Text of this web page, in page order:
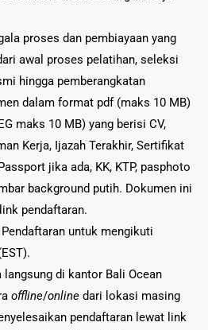
proses dan pembiayaan yang
awal proses pelatihan, seleksi
hingga pemberangkatan
dalam format pdf (maks 10 MB)
maks 10 MB) yang berisi CV,
Kerja, Ijazah Terakhir, Sertifikat
jika ada, KK, KTP, pasphoto
background putih. Dokumen ini
pendaftaran.
untuk mengikuti
langsung di kantor Bali Ocean
offline/onlinedari lokasi masing
pendaftaran lewat link